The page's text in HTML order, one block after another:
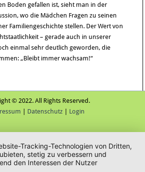
Boden gefallen ist, sieht man in der
wo die Mädchen Fragen zu seinen
Familiengeschichte stellen. Der Wert von
– gerade auch in unserer
einmal sehr deutlich geworden, die
„Bleibt immer wachsam!“
© 2022. All Rights Reserved.
Datenschutz| Login
Tracking-Technologien von Dritten,
stetig zu verbessern und
den Interessen der Nutzer